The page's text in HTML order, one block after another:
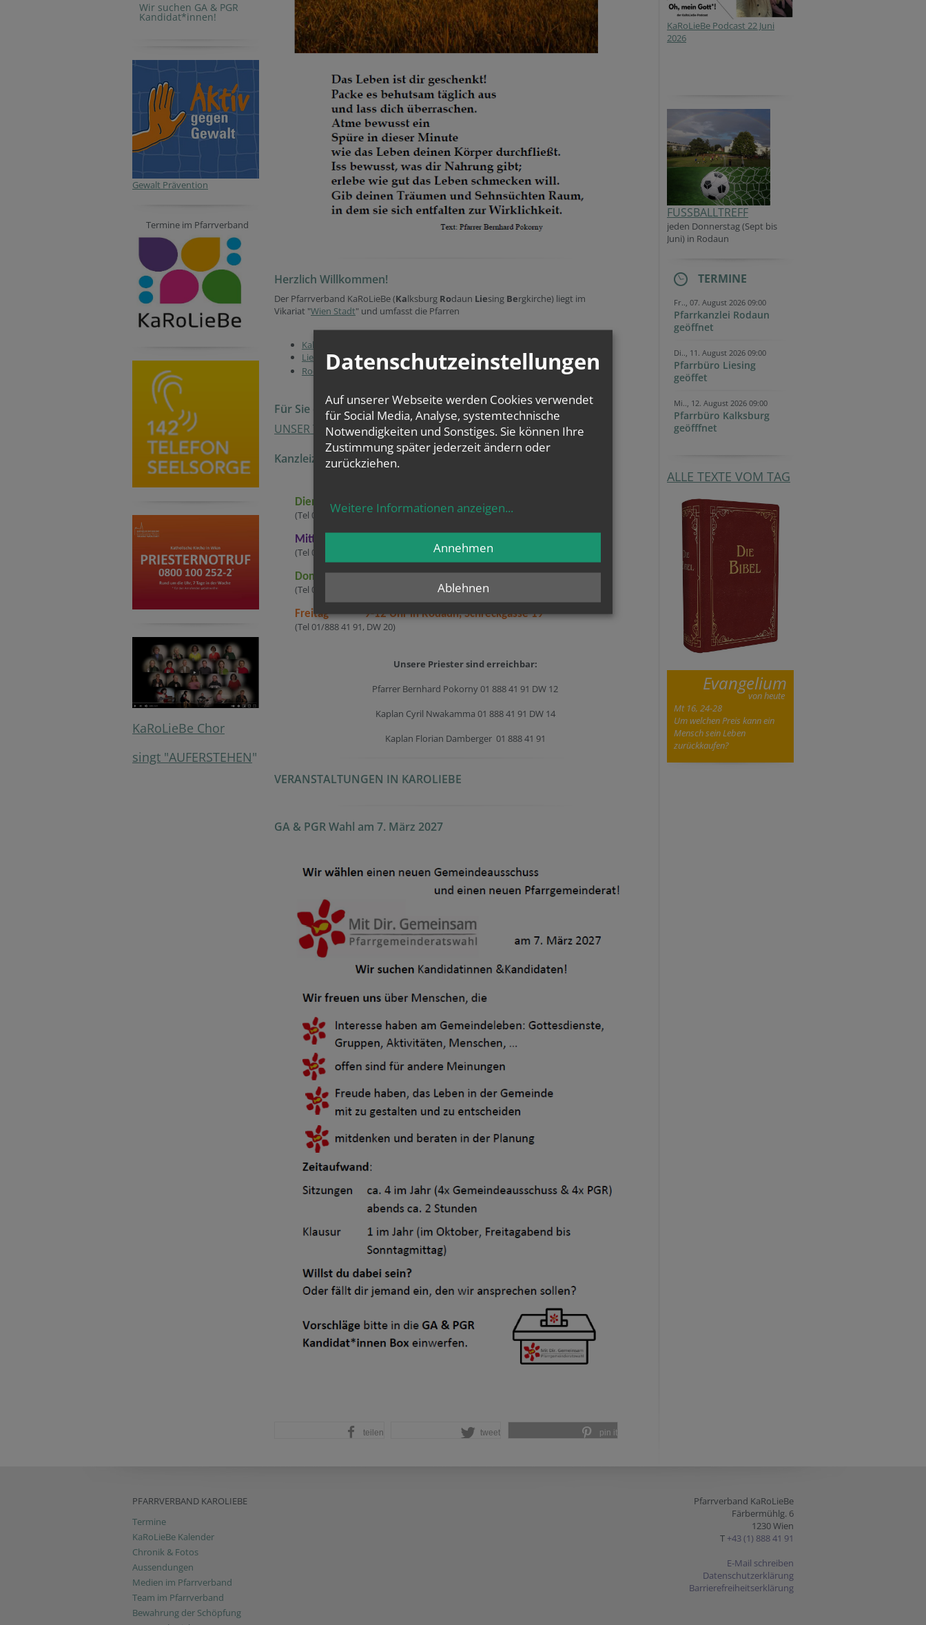
Wir suchen GA & PGR
Kandidat*innen!
Gewalt Prävention
Termine im Pfarrverband
KaRoLieBe Chor
singt "AUFERSTEHEN"
Herzlich Willkommen!
Der Pfarrverband KaRoLieBe (Kalksburg Rodaun Liesing Bergkirche) liegt im
Vikariat "Wien Stadt" und umfasst die Pfarren
Kalksburg
Liesing(auchLiesing)
RodaunmitBergkirche Rodaun
Für Sie da im Pfarrverband KaRoLieBe
UNSER TEAM
Kanzleizeiten im Pfarrverband
Dienstag 9-12 Uhr in Liesing, Färbermühlgasse 6
(Tel 01/888 41 91 DW10,11)
Mittwoch 9-12 Uhr in Kalksburg, Breitenfurterstraße 526
(Tel 01/888 41 91 DW 30)
Donnerstag 17-19 Uhr in Liesing, Färbermühlgasse 6
(Tel 01/888 41 91 DW10,11)
Freitag 9-12 Uhr in Rodaun, Schreckgasse 19
(Tel 01/888 41 91, DW 20)
Unsere Priester sind erreichbar:
Pfarrer Bernhard Pokorny 01 888 41 91 DW 12
Kaplan Cyril Nwakamma 01 888 41 91 DW 14
Kaplan Florian Damberger 01 888 41 91
VERANSTALTUNGEN IN KAROLIEBE
GA & PGR Wahl am 7. März 2027
teilen tweet pin it
KaRoLieBe Podcast 22 Juni
2026
FUSSBALLTREFF
jeden Donnerstag (Sept bis
Juni) in Rodaun
TERMINE
Fr.., 07. August 2026 09:00
Pfarrkanzlei Rodaun
geöffnet
Di.., 11. August 2026 09:00
Pfarrbüro Liesing
geöffet
Mi.., 12. August 2026 09:00
Pfarrbüro Kalksburg
geöfffnet
ALLE TEXTE VOM TAG
Evangelium
von heute
Mt 16, 24-28
Um welchen Preis kann ein
Mensch sein Leben
zurückkaufen?
PFARRVERBAND KAROLIEBE
Termine
KaRoLieBe Kalender
Chronik & Fotos
Aussendungen
Medien im Pfarrverband
Team im Pfarrverband
Bewahrung der Schöpfung
Pfarrverband KaRoLieBe
Färbermühlg. 6
1230 Wien
T +43 (1) 888 41 91
E-Mail schreiben
Datenschutzerklärung
Barrierefreiheitserklärung
Datenschutzeinstellungen
Auf unserer Webseite werden Cookies verwendet
für Social Media, Analyse, systemtechnische
Notwendigkeiten und Sonstiges. Sie können Ihre
Zustimmung später jederzeit ändern oder
zurückziehen.
Weitere Informationen anzeigen...
Ablehnen
Annehmen